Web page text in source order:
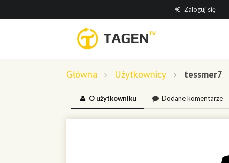
Zaloguj się
Główna Użytkownicy tessmer7
O użytkowniku Dodane komentarze